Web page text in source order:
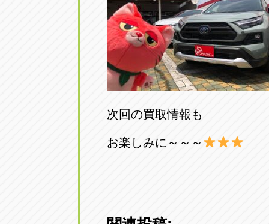
次回の買取情報も
お楽しみに～～～